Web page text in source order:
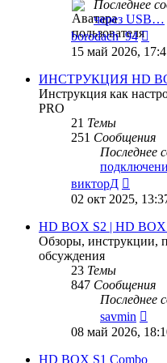
Последнее
через USB…
borodach_94
к
15 май 2026,
ИНСТРУКЦИЯ HD
Инструкция как
PRO
21 Темы
251 Сообщения
Последнее
викторД
к
02 окт 2025,
HD BOX S2 | HD BOX
Обзоры, инструкции,
обсуждения
23 Темы
847 Сообщения
Последнее
savmin
к
08 май 2026,
HD BOX S1 Combo